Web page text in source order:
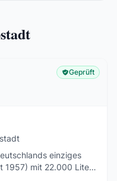
Geprüft
einziges
1957) mit 22.000 Liter